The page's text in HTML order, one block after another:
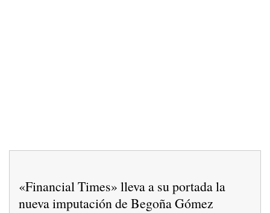
«Financial Times» lleva a su portada la
nueva imputación de Begoña Gómez